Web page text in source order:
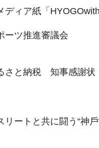
ディア紙「
ーツ推進審議会
さと納税 知事感謝状
リートと共に闘う“神